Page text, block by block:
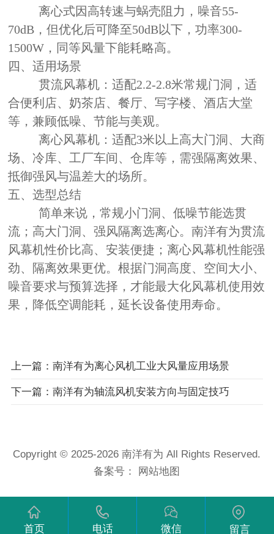
离心式因高转速与蜗壳阻力，噪音55-
70dB，但优化后可降至50dB以下，功率300-
1500W，同等风量下能耗略高。
四、适用场景
贯流风幕机：适配2.2-2.8米常规门洞，适
合便利店、奶茶店、餐厅、写字楼、酒店大堂
等，兼顾低噪、节能与美观。
离心风幕机：适配3米以上高大门洞、大商
场、冷库、工厂车间、仓库等，需强隔离效果、
抵御强风与温差大的场所。
五、选型总结
简单来说，常规小门洞、低噪节能选贯
流；高大门洞、强风隔离选离心。南洋有为贯流
风幕机性价比高、安装便捷；离心风幕机性能强
劲、隔离效果更优。根据门洞高度、空间大小、
噪音要求与预算选择，才能最大化风幕机使用效
果，降低空调能耗，延长设备使用寿命。
上一篇：南洋有为离心风机工业大风量应用场景
下一篇：南洋有为轴流风机安装方向与固定技巧
Copyright © 2025-2026 南洋有为 All Rights Reserved.
备案号：
网站地图
首页 电话 微信 留言